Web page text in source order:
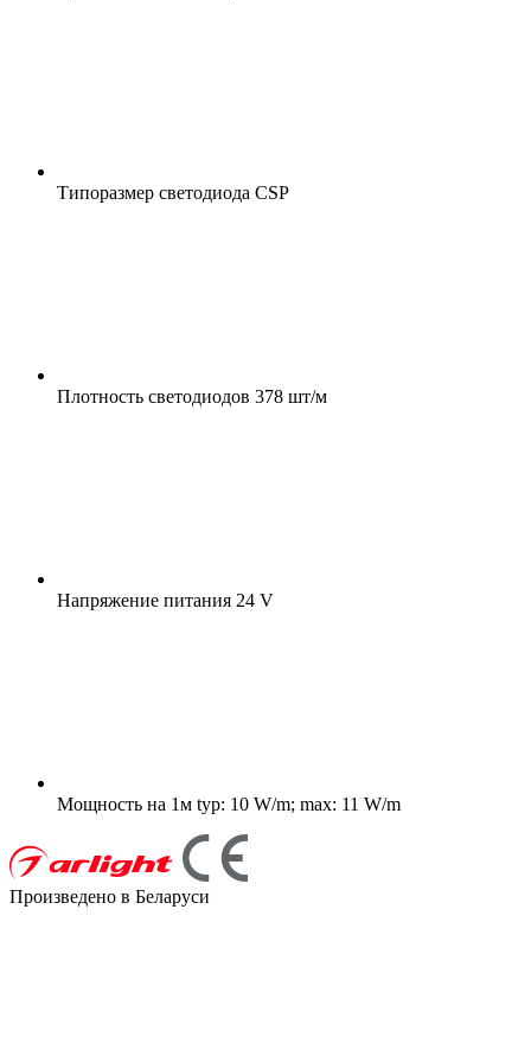
Типоразмер светодиода CSP
Плотность светодиодов 378 шт/м
Напряжение питания 24 V
Мощность на 1м typ: 10 W/m; max: 11 W/m
Произведено в Беларуси